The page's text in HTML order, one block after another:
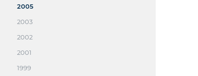
2005
2003
2002
2001
1999